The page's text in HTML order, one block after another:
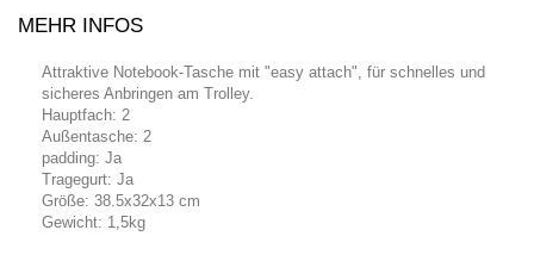
MEHR INFOS
Attraktive Notebook-Tasche mit "easy attach", für schnelles und
sicheres Anbringen am Trolley.
Hauptfach: 2
Außentasche: 2
padding: Ja
Tragegurt: Ja
Größe: 38.5x32x13 cm
Gewicht: 1,5kg